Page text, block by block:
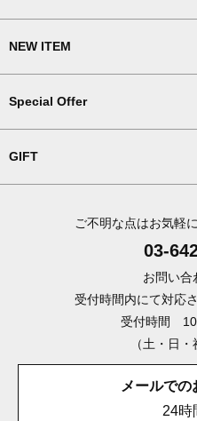
NEW ITEM
Special Offer
GIFT
ご不明な点はお気軽
03-
お問い合
受付時間内にて対応
受付時間 10
（土・日・
メールで
24時